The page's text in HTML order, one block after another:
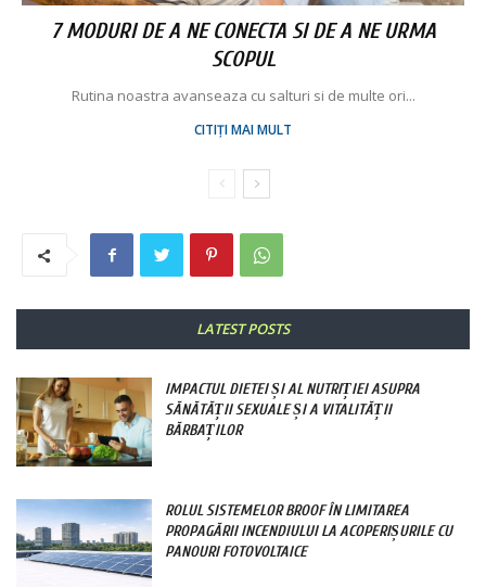
7 MODURI DE A NE CONECTA SI DE A NE URMA
SCOPUL
Rutina noastra avanseaza cu salturi si de multe ori...
CITIȚI MAI MULT
LATEST POSTS
IMPACTUL DIETEI ȘI AL NUTRIȚIEI ASUPRA
SĂNĂTĂȚII SEXUALE ȘI A VITALITĂȚII
BĂRBAȚILOR
ROLUL SISTEMELOR BROOF ÎN LIMITAREA
PROPAGĂRII INCENDIULUI LA ACOPERIȘURILE CU
PANOURI FOTOVOLTAICE